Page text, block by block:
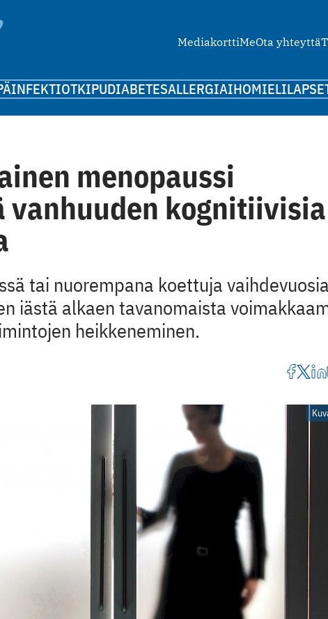
MediakorttiMeOta yhteyttä
INFEKTIOTKIPUDIABETESALLERGIAIHOMIELI
menopaussi
vanhuuden kognitiivisia
tai nuorempana koettuja vaihdevuosia
iästä alkaen tavanomaista
heikkeneminen.